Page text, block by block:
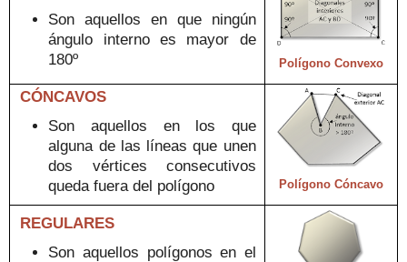
Son aquellos en que ningún
ángulo interno es mayor de
180º Polígono Convexo
CÓNCAVOS
Son aquellos en los que
alguna de las líneas que unen
dos vértices consecutivos
queda fuera del polígono Polígono Cóncavo
REGULARES
Son aquellos
polígonos en el